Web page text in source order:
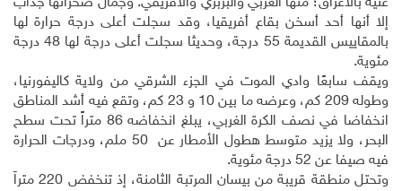
إلا أنها أحد أسخن بقاع أفريقيا، وقد سجلت أعلى درجة حرارة لها
بالمقاييس القديمة 55 درجة، وحديثا سجلت أعلى درجة لها 48 درجة
مئوية.
ويقف سابعًا وادي الموت في الجزء الشرقي من ولاية كاليفورنيا،
وطوله 209 كم، وعرضه ما بين 10 و 23 كم، وتقع فيه أشد المناطق
انخفاضا في نصف الكرة الغربي، يبلغ انخفاضه 86 متراً تحت سطح
البحر، ولا يزيد متوسط هطول الأمطار عن 50 ملم، ودرجات الحرارة
فيه صيفا عن 52 درجة مئوية
.
وتحتل منطقة قريبة من بيسان المرتبة الثامنة، إذ تنخفض 220 متراً